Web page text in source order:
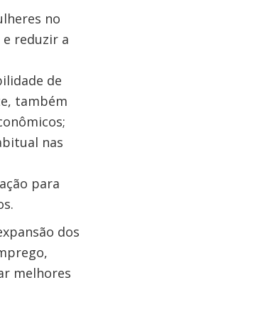
no
reduzir a
de
também
nas
para
dos
melhores